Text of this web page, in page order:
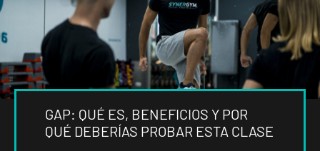
GAP: QUÉ ES, BENEFICIOS Y POR
QUÉ DEBERÍAS PROBAR ESTA CLASE